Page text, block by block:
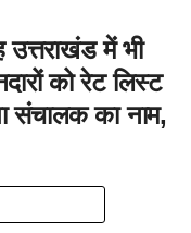
उत्तराखंड में भी
को रेट लिस्ट
संचालक का नाम,